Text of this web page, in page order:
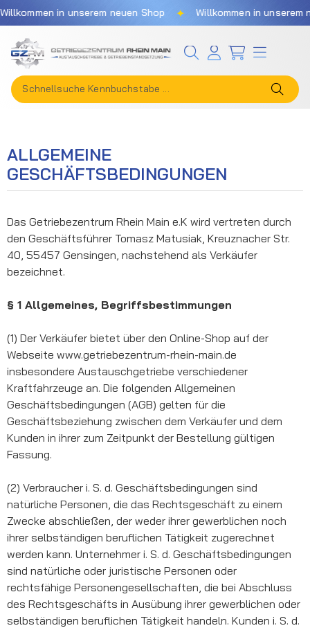
Zum Hauptinhalt springen
in unserem neuen Shop ✦ Willkommen in unserem
ALLGEMEINE
GESCHÄFTSBEDINGUNGEN
Das Getriebezentrum Rhein Main e.K wird vertreten durch
den Geschäftsführer Tomasz Matusiak, Kreuznacher Str.
40, 55457 Gensingen, nachstehend als Verkäufer
bezeichnet.
§ 1 Allgemeines, Begriffsbestimmungen
(1) Der Verkäufer bietet über den Online-Shop auf der
Webseite www.getriebezentrum-rhein-main.de
insbesondere Austauschgetriebe verschiedener
Kraftfahrzeuge an. Die folgenden Allgemeinen
Geschäftsbedingungen (AGB) gelten für die
Geschäftsbeziehung zwischen dem Verkäufer und dem
Kunden in ihrer zum Zeitpunkt der Bestellung gültigen
Fassung.
(2) Verbraucher i. S. d. Geschäftsbedingungen sind
natürliche Personen, die das Rechtsgeschäft zu einem
Zwecke abschließen, der weder ihrer gewerblichen noch
ihrer selbständigen beruflichen Tätigkeit zugerechnet
werden kann. Unternehmer i. S. d. Geschäftsbedingungen
sind natürliche oder juristische Personen oder
rechtsfähige Personengesellschaften, die bei Abschluss
des Rechtsgeschäfts in Ausübung ihrer gewerblichen oder
selbständigen beruflichen Tätigkeit handeln. Kunden i. S. d.